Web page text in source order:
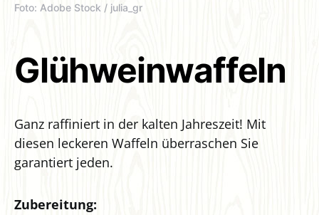
Foto: Adobe Stock / julia_gr
Glühweinwaffeln
Ganz raffiniert in der kalten Jahreszeit! Mit
diesen leckeren Waffeln überraschen Sie
garantiert jeden.
Zubereitung: